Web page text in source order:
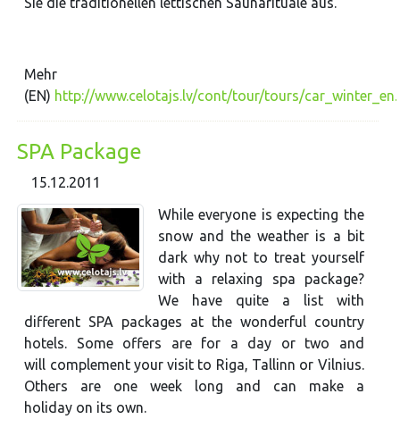
Mehr
(EN) http://www.celotajs.lv/cont/tour/tours/
SPA Package
15.12.2011
While everyone is expecting the
snow and the weather is a bit
dark why not to treat yourself
with a relaxing spa package?
We have quite a list with
different SPA packages at the wonderful country
hotels. Some offers are for a day or two and
will complement your visit to Riga, Tallinn or Vilnius.
Others are one week long and can make a
holiday on its own.